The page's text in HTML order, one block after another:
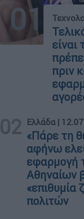
01
πριν
02 Ελλάδα |
«Πάρε τη
αφήνω
εφαρμογή
Αθηναίων
«επιθυμία
πολιτών